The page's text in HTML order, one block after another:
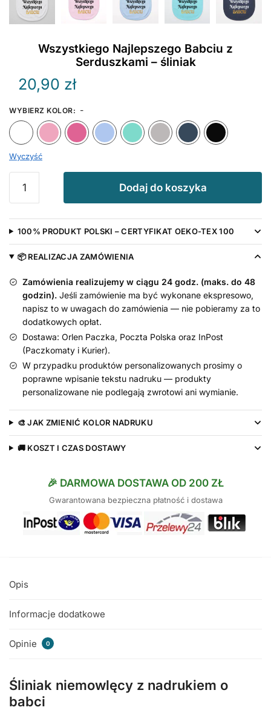
Wszystkiego Najlepszego Babciu z
Serduszkami – śliniak
20,90 zł
WYBIERZ KOLOR: -
Biały
Różowy Ciemny Różowy
Błękitny MiętowySzary
Wyczyść
Wszystkiego
Najlepszego
Babciu
z
Serduszkami
śliniak
Dodaj do koszyka
100% PRODUKT POLSKI – CERTYFIKAT OEKO-TEX 100
📦 REALIZACJA ZAMÓWIENIA
Zamówienia realizujemy w ciągu 24 godz. (maks. do 48
godzin). Jeśli zamówienie ma być wykonane ekspresowo,
napisz to w uwagach do zamówienia — nie pobieramy za to
dodatkowych opłat.
Dostawa: Orlen Paczka, Poczta Polska oraz InPost
(Paczkomaty i Kurier).
W przypadku produktów personalizowanych prosimy o
poprawne wpisanie tekstu nadruku — produkty
personalizowane nie podlegają zwrotowi ani wymianie.
🎨 JAK ZMIENIĆ KOLOR NADRUKU
🚚 KOSZT I CZAS DOSTAWY
🎉 DARMOWA DOSTAWA OD 200 ZŁ
Gwarantowana bezpieczna płatność i dostawa
Opis
Informacje dodatkowe
Opinie 0
Śliniak niemowlęcy z nadrukiem o
babci